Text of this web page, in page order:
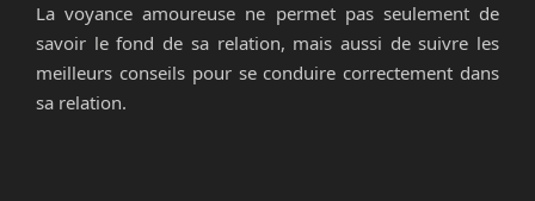
La voyance amoureuse ne permet pas seulement de
savoir le fond de sa relation, mais aussi de suivre les
meilleurs conseils pour se conduire correctement dans
sa relation.